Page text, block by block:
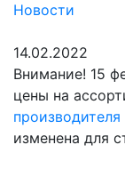
Новости
14.02.2022
Внимание! 15
цены на
изменена для